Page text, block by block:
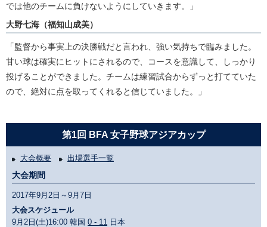
では他のチームに負けないようにしていきます。」
大野七海（福知山成美）
「監督から事実上の決勝戦だと言われ、強い気持ちで臨みました。
甘い球は確実にヒットにされるので、コースを意識して、しっかり
投げることができました。チームは練習試合からずっと打てていた
ので、絶対に点を取ってくれると信じていました。」
第1回 BFA 女子野球アジアカップ
大会概要 出場選手一覧
大会期間
2017年9月2日～9月7日
大会スケジュール
9月2日(土)16:00 韓国 0 - 11 日本